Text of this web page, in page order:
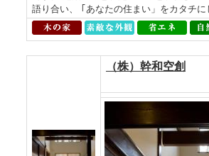
語り合い、 ｢あなたの住まい」をカタチに
（株）幹和空創